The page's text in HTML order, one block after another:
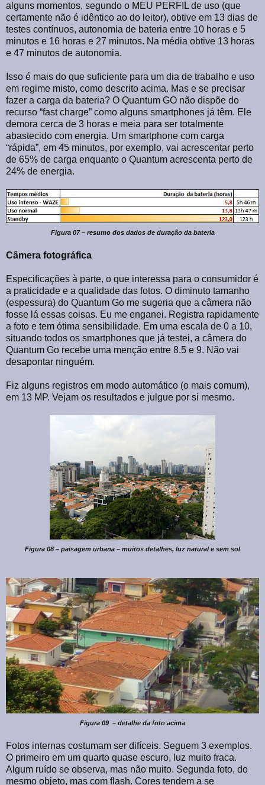
alguns momentos, segundo o MEU PERFIL de uso (que
certamente não é idêntico ao do leitor), obtive em 13 dias de
testes contínuos, autonomia de bateria entre 10 horas e 5
minutos e 16 horas e 27 minutos. Na média obtive 13 horas
e 47 minutos de autonomia.
Isso é mais do que suficiente para um dia de trabalho e uso
em regime misto, como descrito acima. Mas e se precisar
fazer a carga da bateria? O Quantum GO não dispõe do
recurso “fast charge” como alguns smartphones já têm. Ele
demora cerca de 3 horas e meia para ser totalmente
abastecido com energia. Um smartphone com carga
“rápida”, em 45 minutos, por exemplo, vai acrescentar perto
de 65% de carga enquanto o Quantum acrescenta perto de
24% de energia.
Figura 07 – resumo dos dados de duração da bateria
Câmera fotográfica
Especificações à parte, o que interessa para o consumidor é
a praticidade e a qualidade das fotos. O diminuto tamanho
(espessura) do Quantum Go me sugeria que a câmera não
fosse lá essas coisas. Eu me enganei. Registra rapidamente
a foto e tem ótima sensibilidade. Em uma escala de 0 a 10,
situando todos os smartphones que já testei, a câmera do
Quantum Go recebe uma menção entre 8.5 e 9. Não vai
desapontar ninguém.
Fiz alguns registros em modo automático (o mais comum),
em 13 MP. Vejam os resultados e julgue por si mesmo.
Figura 08 – paisagem urbana – muitos detalhes, luz natural e sem sol
Figura 09 – detalhe da foto acima
Fotos internas costumam ser difíceis. Seguem 3 exemplos.
O primeiro em um quarto quase escuro, luz muito fraca.
Algum ruído se observa, mas não muito. Segunda foto, do
mesmo objeto, mas com flash. Cores tendem a se